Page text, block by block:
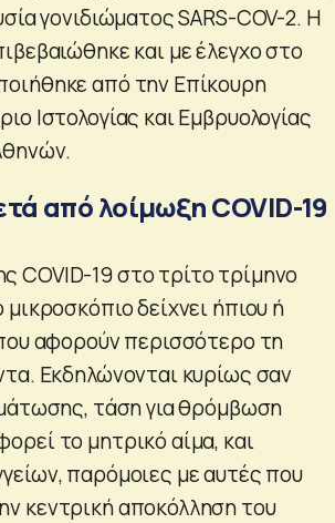
γονιδιώματος SARS-COV-2. Η
και με έλεγχο στο
από την Επίκουρη
Ιστολογίας και Εμβρυολογίας
από λοίμωξη COVID-19
COVID-19 στο τρίτο τρίμηνο
δείχνει ήπιου ή
αφορούν περισσότερο τη
Εκδηλώνονται κυρίως σαν
τάση για θρόμβωση
το μητρικό αίμα, και
παρόμοιες με αυτές που
κεντρική αποκόλληση του